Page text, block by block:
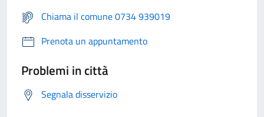
Chiama il comune 0734 939019
Prenota un appuntamento
Problemi in città
Segnala disservizio